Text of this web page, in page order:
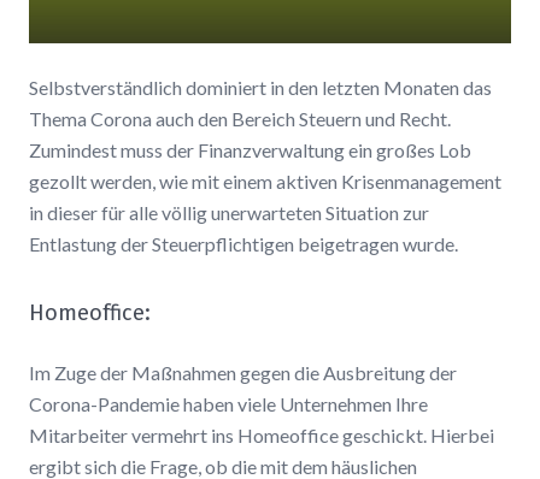
Selbstverständlich dominiert in den letzten Monaten das
Thema Corona auch den Bereich Steuern und Recht.
Zumindest muss der Finanzverwaltung ein großes Lob
gezollt werden, wie mit einem aktiven Krisenmanagement
in dieser für alle völlig unerwarteten Situation zur
Entlastung der Steuerpflichtigen beigetragen wurde.
Homeoffice:
Im Zuge der Maßnahmen gegen die Ausbreitung der
Corona-Pandemie haben viele Unternehmen Ihre
Mitarbeiter vermehrt ins Homeoffice geschickt. Hierbei
ergibt sich die Frage, ob die mit dem häuslichen